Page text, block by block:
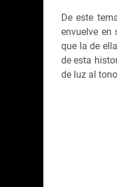
De este
envuelve en
que la de
de esta
de luz al